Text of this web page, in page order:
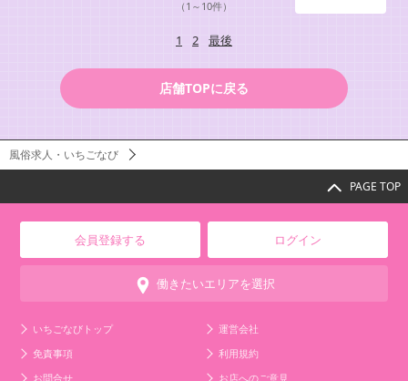
（1～10件）
1 2 最後
店舗TOPに戻る
風俗求人・いちごなび
PAGE TOP
会員登録する ログイン
働きたいエリアを選択
いちごなびトップ
運営会社
免責事項
利用規約
お問合せ
お店へのご意見